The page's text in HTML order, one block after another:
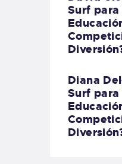
Surf para
Diana
Surf para